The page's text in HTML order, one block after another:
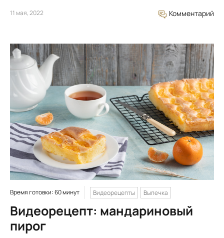
11 мая, 2022 Комментарий
Время готовки: 60 минут Видеорецепты Выпечка
Видеорецепт: мандариновый
пирог